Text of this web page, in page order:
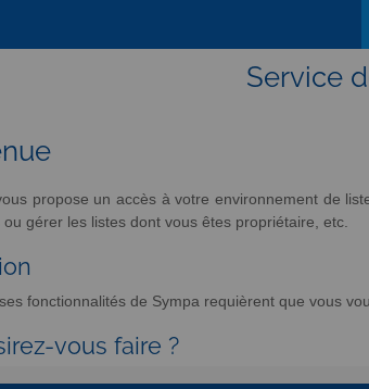
Service
propose un accès à votre environnement de
gérer les listes dont vous êtes propriétaire, etc.
fonctionnalités de Sympa requièrent que vous
vous faire ?